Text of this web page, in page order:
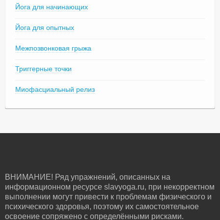
Йога для начинающих
Йога для опытных
Межпозвонковая грыжа
Триггерные точки
Миофасциальный релиз
ВНИМАНИЕ! Ряд упражнений, описанных на
информационном ресурсе slavyoga.ru, при некорректном
выполнении могут привести к проблемам физического и
психического здоровья, поэтому их самостоятельное
освоение сопряжено с определёнными рисками.